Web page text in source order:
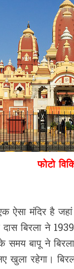
फोटो
एक ऐसा मंदिर है
बिरला ने
बापू ने
खुला रहेगा।